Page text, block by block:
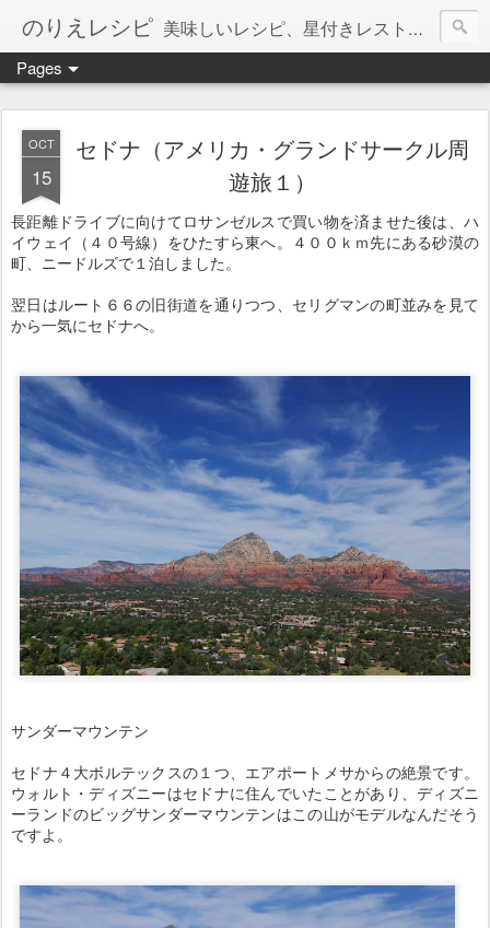
のりえレシピ 美味しいレシピ、星付きレストラン、絶品お取り寄せを紹介しています。
Pages
OCT
15
セドナ（アメリカ・グランドサークル周
遊旅１）
長距離ドライブに向けてロサンゼルスで買い物を済ませた後は、ハ
イウェイ（４０号線）をひたすら東へ。４００ｋｍ先にある砂漠の
町、ニードルズで１泊しました。
翌日はルート６６の旧街道を通りつつ、セリグマンの町並みを見て
から一気にセドナへ。
サンダーマウンテン
セドナ４大ボルテックスの１つ、エアポートメサからの絶景です。
ウォルト・ディズニーはセドナに住んでいたことがあり、ディズニ
ーランドのビッグサンダーマウンテンはこの山がモデルなんだそう
ですよ。